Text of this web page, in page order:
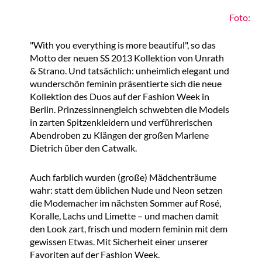
Foto:
"With you everything is more beautiful", so das
Motto der neuen SS 2013 Kollektion von Unrath
& Strano. Und tatsächlich: unheimlich elegant und
wunderschön feminin präsentierte sich die neue
Kollektion des Duos auf der Fashion Week in
Berlin. Prinzessinnengleich schwebten die Models
in zarten Spitzenkleidern und verführerischen
Abendroben zu Klängen der großen Marlene
Dietrich über den Catwalk.
Auch farblich wurden (große) Mädchenträume
wahr: statt dem üblichen Nude und Neon setzen
die Modemacher im nächsten Sommer auf Rosé,
Koralle, Lachs und Limette – und machen damit
den Look zart, frisch und modern feminin mit dem
gewissen Etwas. Mit Sicherheit einer unserer
Favoriten auf der Fashion Week.